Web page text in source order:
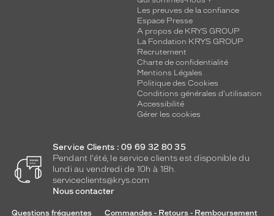
Les preuves de la confiance
Espace Presse
A propos de KRYS GROUP
La Fondation KRYS GROUP
Recrutement
Charte de confidentialité
Mentions Légales
Politique des Cookies
Conditions générales d'utilisation
Accessibilité
Gérer les cookies
Service Clients : 09 69 32 80 35
Pendant l'été, le service clients est disponible du
lundi au vendredi de 10h à 18h.
serviceclients@krys.com
Nous contacter
Questions fréquentes
Commandes - Retours - Remboursement